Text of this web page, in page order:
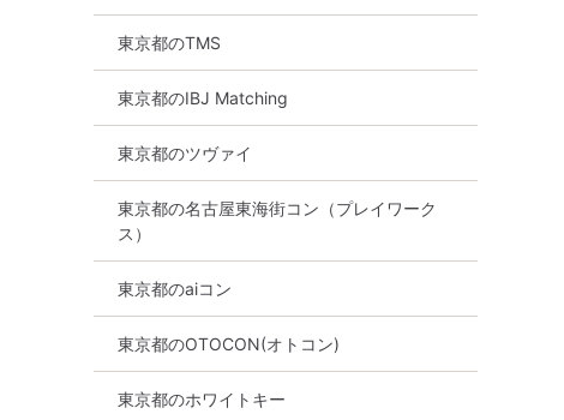
東京都のTMS
東京都のIBJ Matching
東京都のツヴァイ
東京都の名古屋東海街コン（プレイワーク
ス）
東京都のaiコン
東京都のOTOCON(オトコン)
東京都のホワイトキー